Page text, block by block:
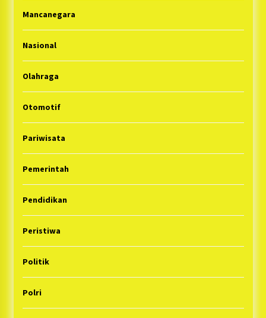
Mancanegara
Nasional
Olahraga
Otomotif
Pariwisata
Pemerintah
Pendidikan
Peristiwa
Politik
Polri